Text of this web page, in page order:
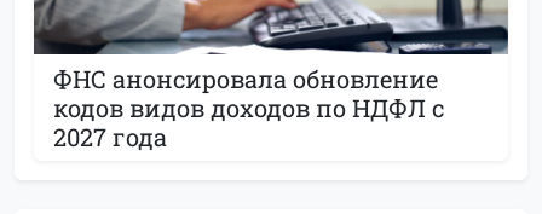
ФНС анонсировала обновление
кодов видов доходов по НДФЛ с
2027 года